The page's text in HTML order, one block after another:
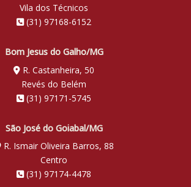
Vila dos Técnicos
(31) 97168-6152
Bom Jesus do Galho/MG
R. Castanheira, 50
Revés do Belém
(31) 97171-5745
São José do Goiabal/MG
R. Ismair Oliveira Barros, 88
Centro
(31) 97174-4478